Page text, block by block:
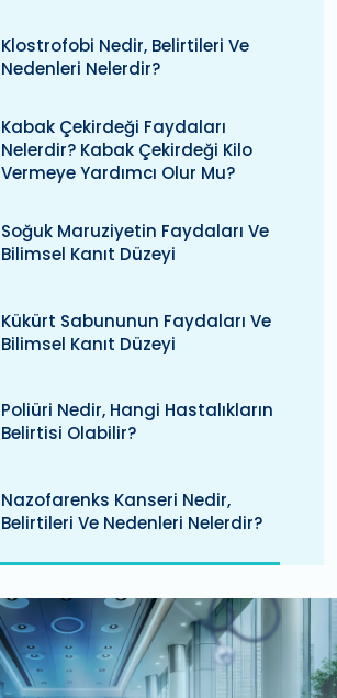
Klostrofobi Nedir, Belirtileri Ve
Nedenleri Nelerdir?
Kabak Çekirdeği Faydaları
Nelerdir? Kabak Çekirdeği Kilo
Vermeye Yardımcı Olur Mu?
Soğuk Maruziyetin Faydaları Ve
Bilimsel Kanıt Düzeyi
Kükürt Sabununun Faydaları Ve
Bilimsel Kanıt Düzeyi
Poliüri Nedir, Hangi Hastalıkların
Belirtisi Olabilir?
Nazofarenks Kanseri Nedir,
Belirtileri Ve Nedenleri Nelerdir?